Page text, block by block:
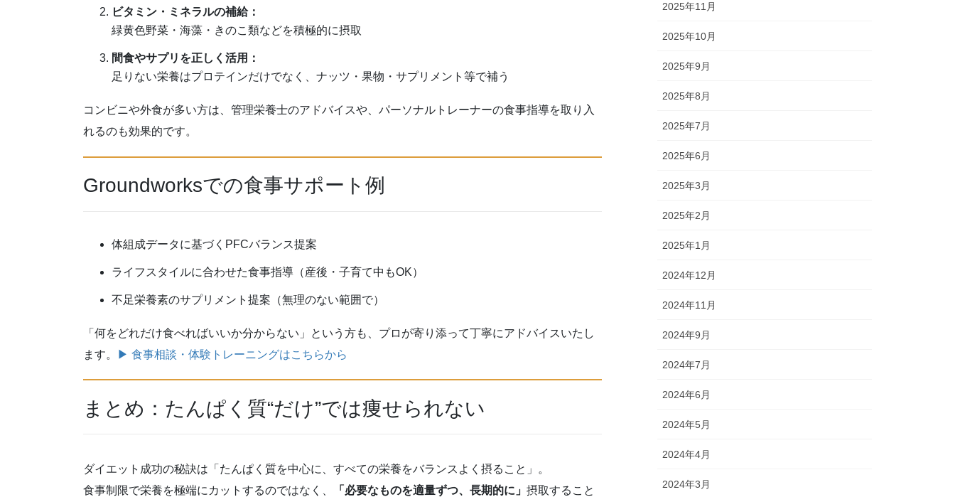
ビタミン・ミネラルの補給：
緑黄色野菜・海藻・きのこ類などを積極的に摂取
間食やサプリを正しく活用：
足りない栄養はプロテインだけでなく、ナッツ・果物・サプリメント等で補う
コンビニや外食が多い方は、管理栄養士のアドバイスや、パーソナルトレーナーの食事指導を取り入
れるのも効果的です。
Groundworksでの食事サポート例
体組成データに基づくPFCバランス提案
ライフスタイルに合わせた食事指導（産後・子育て中もOK）
不足栄養素のサプリメント提案（無理のない範囲で）
「何をどれだけ食べればいいか分からない」という方も、プロが寄り添って丁寧にアドバイスいたし
ます。
▶ 食事相談・体験トレーニングはこちらから
まとめ：たんぱく質“だけ”では痩せられない
ダイエット成功の秘訣は「たんぱく質を中心に、すべての栄養をバランスよく摂ること」。
食事制限で栄養を極端にカットするのではなく、
「必要なものを適量ずつ、長期的に」 摂取すること
2025年11月
2025年10月
2025年9月
2025年8月
2025年7月
2025年6月
2025年3月
2025年2月
2025年1月
2024年12月
2024年11月
2024年9月
2024年7月
2024年6月
2024年5月
2024年4月
2024年3月